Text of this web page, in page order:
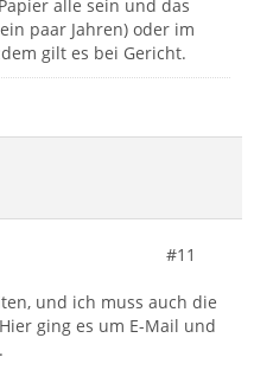
alle sein und das
paar Jahren) oder im
gilt es bei Gericht.
#11
und ich muss auch die
ging es um E-Mail und